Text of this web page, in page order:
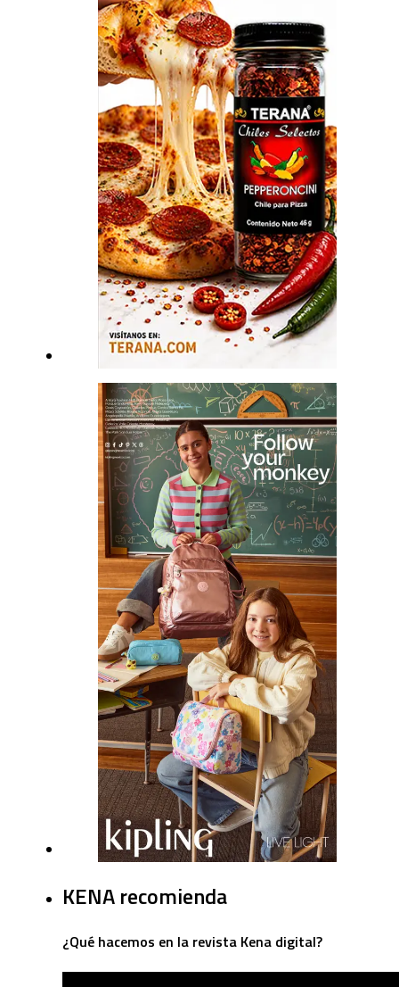
KENA recomienda
¿Qué hacemos en la revista Kena digital?